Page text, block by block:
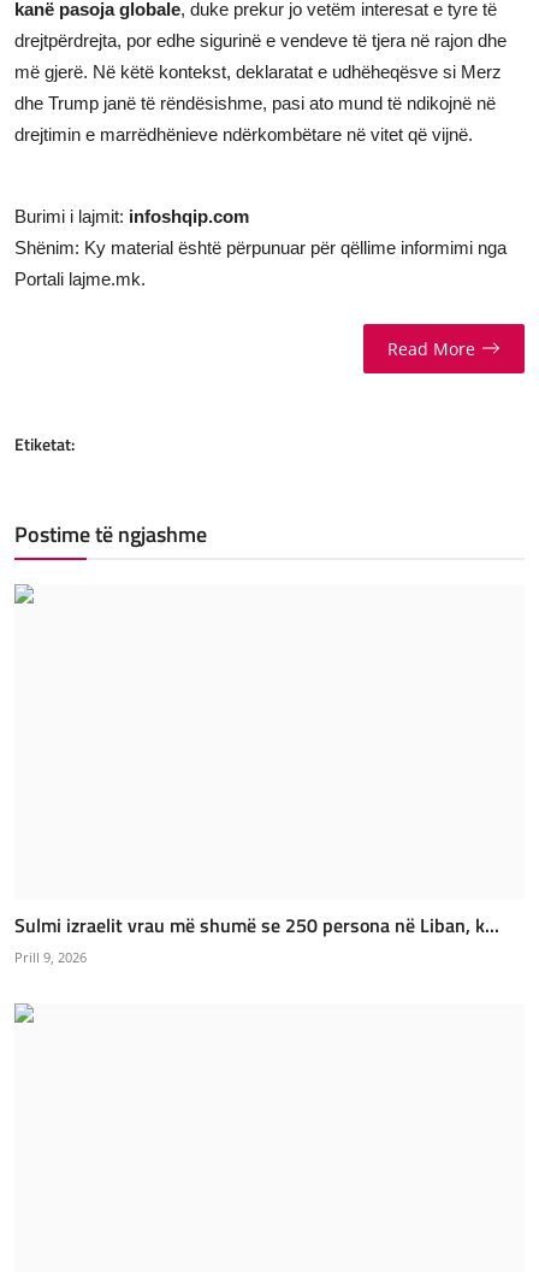
kanë pasoja globale, duke prekur jo vetëm interesat e tyre të
drejtpërdrejta, por edhe sigurinë e vendeve të tjera në rajon dhe
më gjerë. Në këtë kontekst, deklaratat e udhëheqësve si Merz
dhe Trump janë të rëndësishme, pasi ato mund të ndikojnë në
drejtimin e marrëdhënieve ndërkombëtare në vitet që vijnë.
Burimi i lajmit: infoshqip.com
Shënim: Ky material është përpunuar për qëllime informimi nga
Portali lajme.mk.
Read More
Etiketat:
Postime të ngjashme
Sulmi izraelit vrau më shumë se 250 persona në Liban, k...
Prill 9, 2026